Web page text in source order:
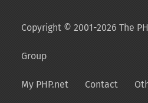
Copyright © 2001-2026 The
Group
My PHP.net Contact